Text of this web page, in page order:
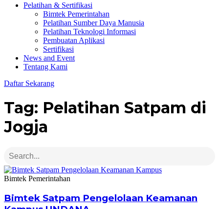
Pelatihan & Sertifikasi
Bimtek Pemerintahan
Pelatihan Sumber Daya Manusia
Pelatihan Teknologi Informasi
Pembuatan Aplikasi
Sertifikasi
News and Event
Tentang Kami
Daftar Sekarang
Tag: Pelatihan Satpam di
Jogja
Bimtek Pemerintahan
Bimtek Satpam Pengelolaan Keamanan